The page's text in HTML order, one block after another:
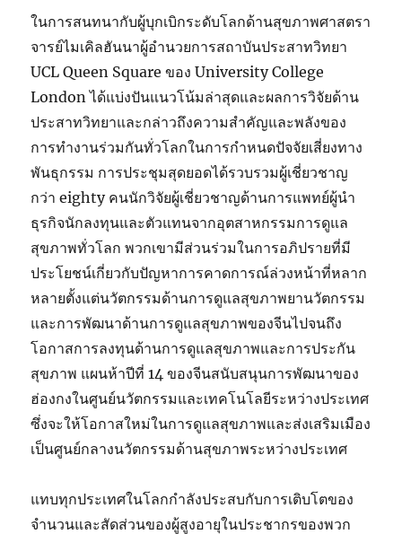
ในการสนทนากับผู้บุกเบิกระดับโลกด้านสุขภาพศาสตรา
จารย์ไมเคิลฮันนาผู้อำนวยการสถาบันประสาทวิทยา
UCL Queen Square ของ University College
London ได้แบ่งปันแนวโน้มล่าสุดและผลการวิจัยด้าน
ประสาทวิทยาและกล่าวถึงความสำคัญและพลังของ
การทำงานร่วมกันทั่วโลกในการกำหนดปัจจัยเสี่ยงทาง
พันธุกรรม การประชุมสุดยอดได้รวบรวมผู้เชี่ยวชาญ
กว่า eighty คนนักวิจัยผู้เชี่ยวชาญด้านการแพทย์ผู้นำ
ธุรกิจนักลงทุนและตัวแทนจากอุตสาหกรรมการดูแล
สุขภาพทั่วโลก พวกเขามีส่วนร่วมในการอภิปรายที่มี
ประโยชน์เกี่ยวกับปัญหาการคาดการณ์ล่วงหน้าที่หลาก
หลายตั้งแต่นวัตกรรมด้านการดูแลสุขภาพยานวัตกรรม
และการพัฒนาด้านการดูแลสุขภาพของจีนไปจนถึง
โอกาสการลงทุนด้านการดูแลสุขภาพและการประกัน
สุขภาพ แผนห้าปีที่ 14 ของจีนสนับสนุนการพัฒนาของ
ฮ่องกงในศูนย์นวัตกรรมและเทคโนโลยีระหว่างประเทศ
ซึ่งจะให้โอกาสใหม่ในการดูแลสุขภาพและส่งเสริมเมือง
เป็นศูนย์กลางนวัตกรรมด้านสุขภาพระหว่างประเทศ
แทบทุกประเทศในโลกกำลังประสบกับการเติบโตของ
จำนวนและสัดส่วนของผู้สูงอายุในประชากรของพวก